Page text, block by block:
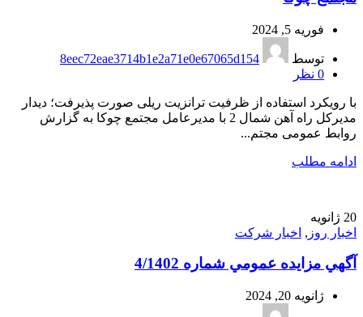
فوریه 5, 2024
توسط
8eec72eae3714b1e2a71e0e67065d154
0 نظر
با رویکرد استفاده از ظرفیت ترانزیت ریلی صورت پذیرفت؛ دیدار
مدیرکل راه آهن شمال 2 با مدیرعامل مجتمع چوکا به گزارش
روابط عمومی مجتم...
ادامه مطلب
20 ژانویه
اخبار روز , اخبار شرکت
آگهي مزايده عمومي شماره 4/1402
ژانویه 20, 2024